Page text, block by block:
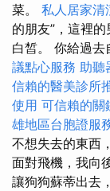
菜。 私人居家清
的朋友”，這裡
白皙。 你給過去
議點心服務 助聽
信賴的醫美診所
使用 可信賴的關
雄地區台胞證服
不想失去的東西
面對飛機，我向
讓狗狗蘇蒂出去